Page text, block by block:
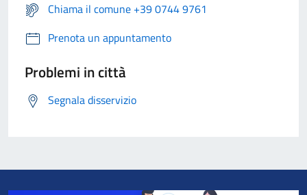
Chiama il comune +39 0744 9761
Prenota un appuntamento
Problemi in città
Segnala disservizio